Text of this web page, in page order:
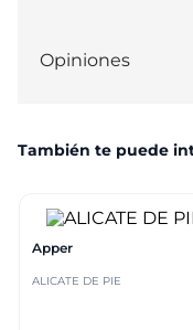
Opiniones
También te puede
Apper
ALICATE DE PIE